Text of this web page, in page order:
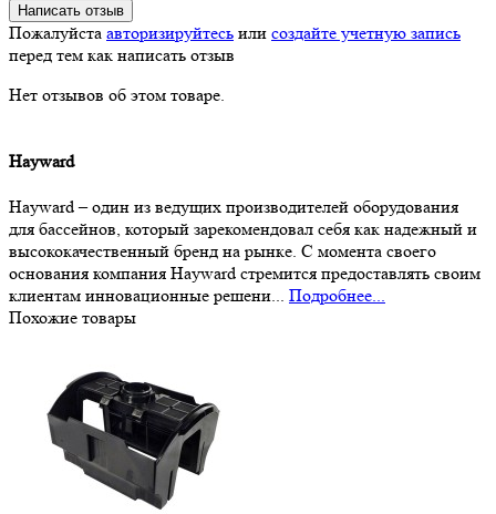
Написать отзыв
Пожалуйста авторизируйтесь или создайте учетную запись
перед тем как написать отзыв
Нет отзывов об этом товаре.
Hayward
Hayward – один из ведущих производителей оборудования
для бассейнов, который зарекомендовал себя как надежный и
высококачественный бренд на рынке. С момента своего
основания компания Hayward стремится предоставлять своим
клиентам инновационные решени... Подробнее...
Похожие товары